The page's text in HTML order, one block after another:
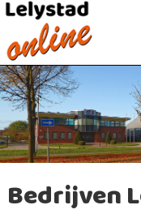
Bedrijven